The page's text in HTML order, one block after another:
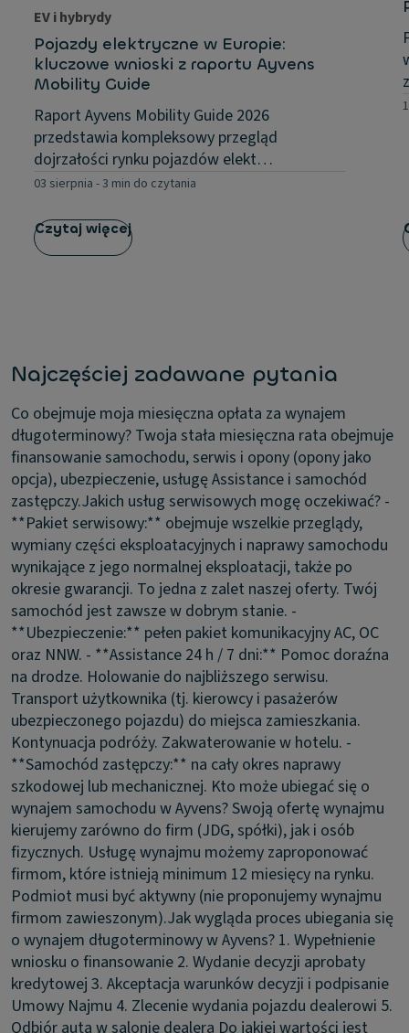
EV i hybrydy
Pojazdy elektryczne w Europie:
kluczowe wnioski z raportu Ayvens
Mobility Guide
Raport Ayvens Mobility Guide 2026
przedstawia kompleksowy przegląd
dojrzałości rynku pojazdów elekt…
03 sierpnia -3 min do czytania
Czytaj więcej
Najczęściej zadawane pytania
Co obejmuje moja miesięczna opłata za wynajem
długoterminowy? Twoja stała miesięczna rata obejmuje
finansowanie samochodu, serwis i opony (opony jako
opcja), ubezpieczenie, usługę Assistance i samochód
zastępczy.Jakich usług serwisowych mogę oczekiwać? -
**Pakiet serwisowy:** obejmuje wszelkie przeglądy,
wymiany części eksploatacyjnych i naprawy samochodu
wynikające z jego normalnej eksploatacji, także po
okresie gwarancji. To jedna z zalet naszej oferty. Twój
samochód jest zawsze w dobrym stanie. -
**Ubezpieczenie:** pełen pakiet komunikacyjny AC, OC
oraz NNW. - **Assistance 24 h / 7 dni:** Pomoc doraźna
na drodze. Holowanie do najbliższego serwisu.
Transport użytkownika (tj. kierowcy i pasażerów
ubezpieczonego pojazdu) do miejsca zamieszkania.
Kontynuacja podróży. Zakwaterowanie w hotelu. -
**Samochód zastępczy:** na cały okres naprawy
szkodowej lub mechanicznej. Kto może ubiegać się o
wynajem samochodu w Ayvens?Swoją ofertę wynajmu
kierujemy zarówno do firm (JDG, spółki), jak i osób
fizycznych. Usługę wynajmu możemy zaproponować
firmom, które istnieją minimum 12 miesięcy na rynku.
Podmiot musi być aktywny (nie proponujemy wynajmu
firmom zawieszonym).Jak wygląda proces ubiegania się
o wynajem długoterminowy w Ayvens? 1. Wypełnienie
wniosku o finansowanie 2. Wydanie decyzji aprobaty
kredytowej 3. Akceptacja warunków decyzji i podpisanie
Umowy Najmu 4. Zlecenie wydania pojazdu dealerowi 5.
Odbiór auta w salonie dealera Do jakiej wartości jest